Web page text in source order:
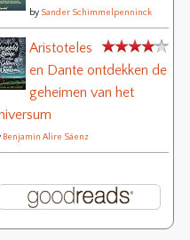
by Sander Schimmelpenninck
Aristoteles
en Dante ontdekken de
geheimen van het
Benjamin Alire Sáenz